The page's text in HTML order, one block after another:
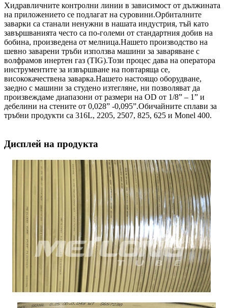
Хидравличните контролни линии в зависимост от дължината
на приложението се подлагат на суровини.Орбиталните
заварки са станали ненужни в нашата индустрия, тъй като
завършванията често са по-големи от стандартния добив на
бобина, произведена от мелница.Нашето производство на
шевно заварени тръби използва машини за заваряване с
волфрамов инертен газ (TIG).Този процес дава на оператора
инструментите за извършване на повтаряща се,
висококачествена заварка.Нашето настоящо оборудване,
заедно с машини за студено изтегляне, ни позволяват да
произвеждаме диапазони от размери на OD от 1/8” – 1” и
дебелини на стените от 0,028” -0,095”.Обичайните сплави за
тръбни продукти са 316L, 2205, 2507, 825, 625 и Monel 400.
Дисплей на продукта